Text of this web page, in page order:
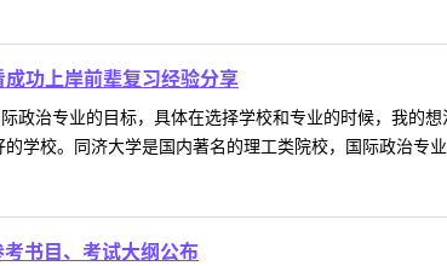
功上岸前辈复习经验分享
政治专业的目标，具体在选择学校和专业的时候，我的
学校。同济大学是国内著名的理工类院校，国际政治专
书目、考试大纲公布